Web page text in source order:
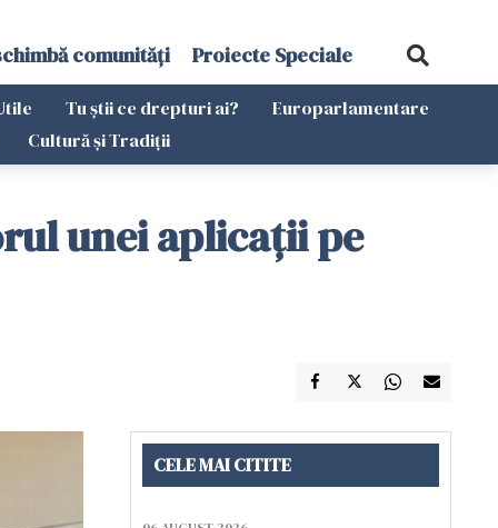
comunități Proiecte Speciale
Tu știi ce drepturi ai?
Europarlamentare
Cultură și Tradiții
unei aplicații pe
CELE MAI CITITE